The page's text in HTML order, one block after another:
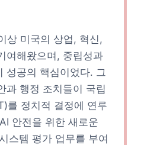
상 미국의 상업, 혁신,
여해왔으며, 중립성과
성공의 핵심이었다. 그
과 행정 조치들이 국립
를 정치적 결정에 연루
안전을 위한 새로운
스템 평가 업무를 부여